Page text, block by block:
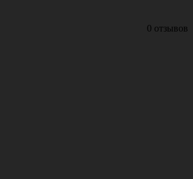
0 отзывов